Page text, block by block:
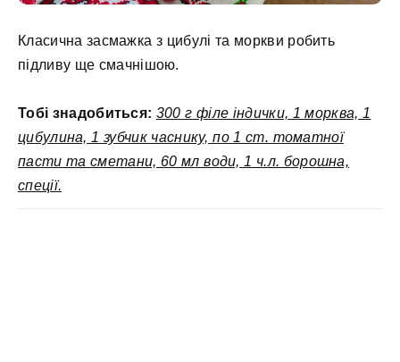
Класична засмажка з цибулі та моркви робить
підливу ще смачнішою.
Тобі знадобиться: 300 г філе індички, 1 морква, 1
цибулина, 1 зубчик часнику, по 1 ст. томатної
пасти та сметани, 60 мл води, 1 ч.л. борошна,
спеції.